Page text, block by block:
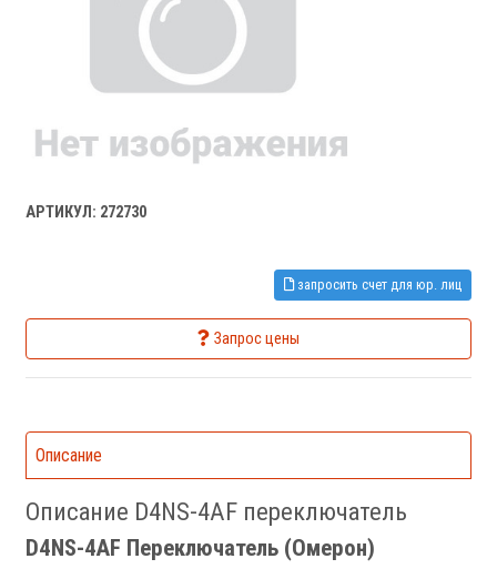
АРТИКУЛ: 272730
запросить счет для юр. лиц
Запрос цены
Описание
Описание D4NS-4AF переключатель
D4NS-4AF Переключатель (Омерон)